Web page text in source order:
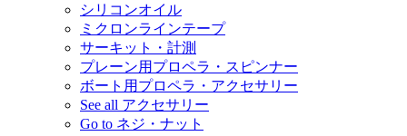
シリコンオイル
ミクロンラインテープ
サーキット・計測
プレーン用プロペラ・スピンナー
ボート用プロペラ・アクセサリー
See all アクセサリー
Go to ネジ・ナット